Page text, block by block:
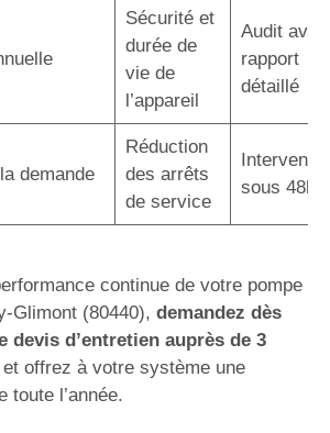
Sécurité et
durée de
vie de
l’appareil
Audit avec
rapport
détaillé
demande
Réduction
des arrêts
de service
sous 48h
continue de votre pompe
Glimont (80440), demandez dès
devis d’entretien auprès de 3
et offrez à votre système une
toute l’année.